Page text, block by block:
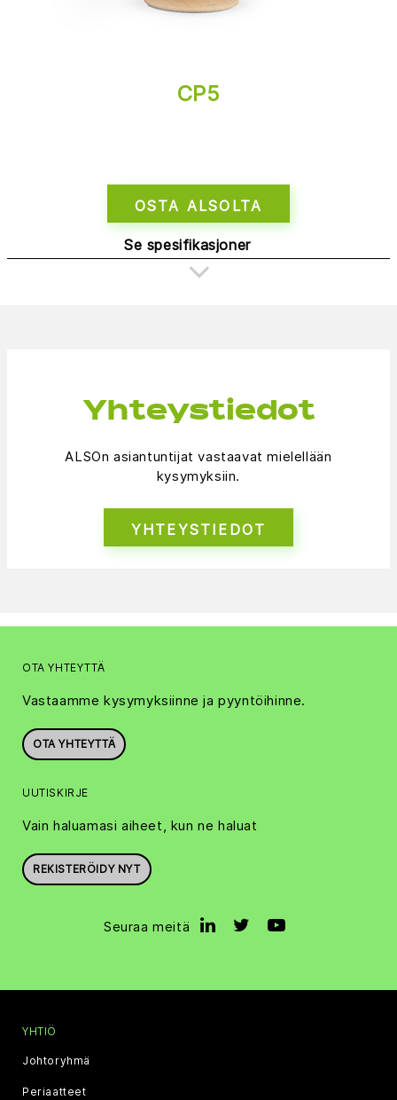
CP5
OSTA ALSOLTA
Se spesifikasjoner
Yhteystiedot
ALSOn asiantuntijat vastaavat mielellään
kysymyksiin.
YHTEYSTIEDOT
OTA YHTEYTTÄ
Vastaamme kysymyksiinne ja pyyntöihinne.
OTA YHTEYTTÄ
UUTISKIRJE
Vain haluamasi aiheet, kun ne haluat
REKISTERÖIDY NYT
Seuraa meitä
YHTIÖ
Johtoryhmä
Periaatteet